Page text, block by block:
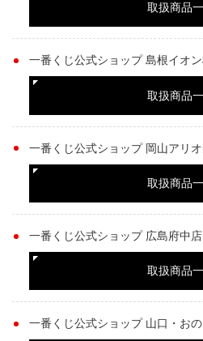
取扱商品
一番くじ公式ショップ 島根イオ
取扱商品
一番くじ公式ショップ 岡山アリ
取扱商品
一番くじ公式ショップ 広島府中店
取扱商品
一番くじ公式ショップ 山口・お